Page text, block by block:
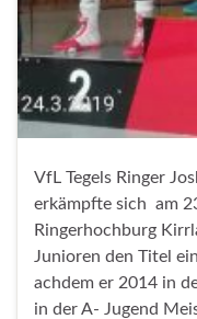
VfL Tegels Ringer
erkämpfte sich am
Ringerhochburg
Junioren den Titel
achdem er 2014 in
in der A- Jugend